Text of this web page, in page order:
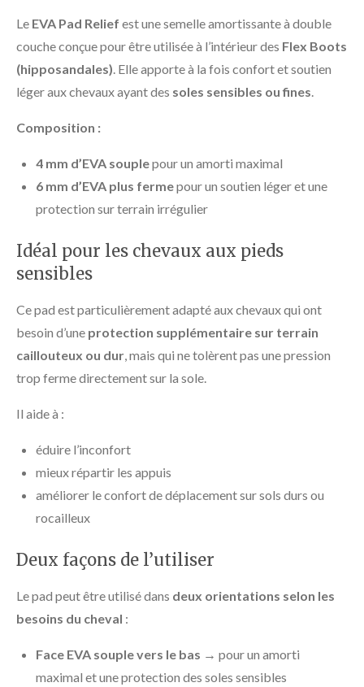
Le EVA Pad Relief est une semelle amortissante à double
couche conçue pour être utilisée à l’intérieur des Flex Boots
(hipposandales). Elle apporte à la fois confort et soutien
léger aux chevaux ayant des soles sensibles ou fines.
Composition :
4 mm d’EVA souplepour un amorti maximal
6 mm d’EVA plus fermepour un soutien léger et une
protection sur terrain irrégulier
Idéal pour les chevaux aux pieds
sensibles
Ce pad est particulièrement adapté aux chevaux qui ont
besoin d’une protection supplémentaire sur terrain
caillouteux ou dur, mais qui ne tolèrent pas une pression
trop ferme directement sur la sole.
Il aide à :
éduire l’inconfort
mieux répartir les appuis
améliorer le confort de déplacement sur sols durs ou
rocailleux
Deux façons de l’utiliser
Le pad peut être utilisé dans deux orientations selon les
besoins du cheval :
Face EVA souple vers le bas → pour un amorti
maximal et une protection des soles sensibles